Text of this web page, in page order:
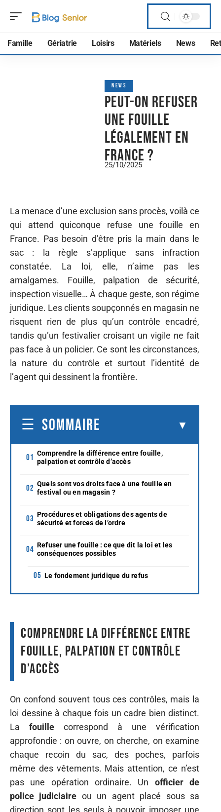
Famille Gériatrie Loisirs Matériels News
NEWS
Peut-on refuser
une fouille
légalement en
France ?
25/10/2025
La menace d’une exclusion sans procès, voilà ce
qui attend quiconque refuse une fouille en
France. Pas besoin d’être pris la main dans le
sac : la règle s’applique sans infraction
constatée. La loi, elle, n’aime pas les
amalgames. Fouille, palpation de sécurité,
inspection visuelle… À chaque geste, son régime
juridique. Les clients soupçonnés en magasin ne
risquent rien de plus qu’un contrôle encadré,
tandis qu’un festivalier croisant un vigile ne fait
pas face à un policier. Ce sont les circonstances,
la nature du contrôle et surtout l’identité de
l’agent qui dessinent la frontière.
SOMMAIRE
Comprendre la différence entre fouille,
palpation et contrôle d’accès
Quels sont vos droits face à une fouille en
festival ou en magasin ?
Procédures et obligations des agents de
sécurité et forces de l’ordre
Refuser une fouille : ce que dit la loi et les
conséquences possibles
Le fondement juridique du refus
Comprendre la différence entre
fouille, palpation et contrôle
d’accès
On confond souvent tous ces contrôles, mais la
loi dessine à chaque fois un cadre bien distinct.
La fouille correspond à une vérification
approfondie : on ouvre, on cherche, on examine
chaque recoin du sac, des poches, parfois
même des vêtements. Mais attention, ce n’est
pas une opération ordinaire. Un officier de
police judiciaire ou un agent placé sous sa
direction sont les seuls à pouvoir imposer une